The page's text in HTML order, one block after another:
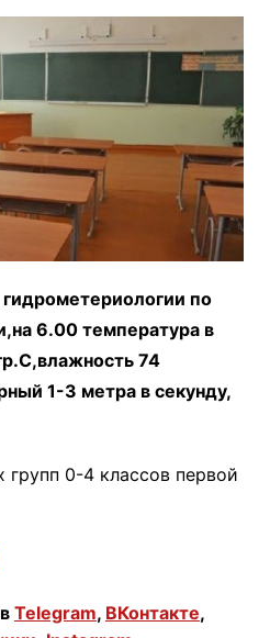
по
6.00 температура в
74
1-3 метра в секунду,
0-4 классов первой
l Telegram, ВКонтакте,